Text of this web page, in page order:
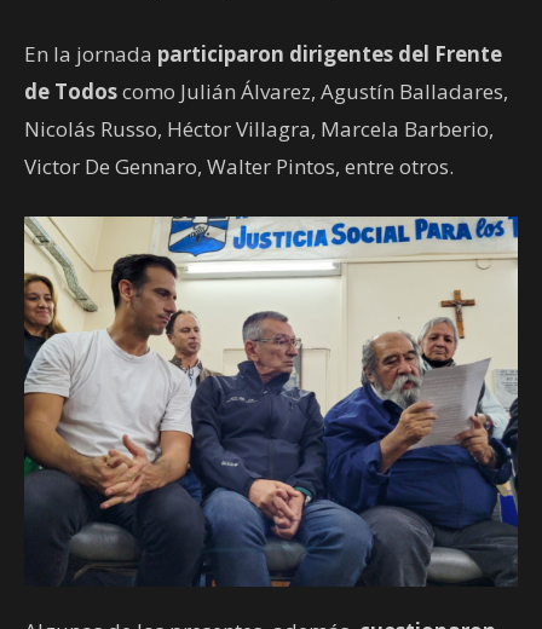
En la jornada participaron dirigentes del Frente
de Todoscomo Julián Álvarez, Agustín Balladares,
Nicolás Russo, Héctor Villagra, Marcela Barberio,
Victor De Gennaro, Walter Pintos, entre otros.